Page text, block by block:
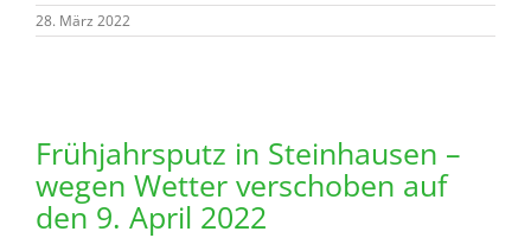
28. März 2022
Frühjahrsputz in Steinhausen –
wegen Wetter verschoben auf
den 9. April 2022